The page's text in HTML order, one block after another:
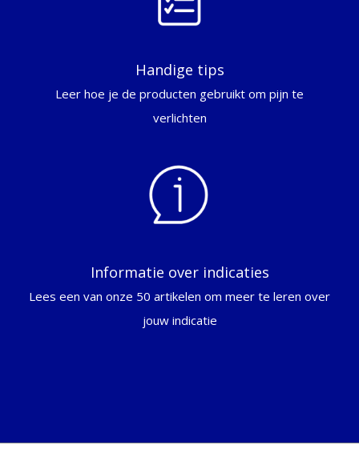
Handige tips
Leer hoe je de producten gebruikt om pijn te
verlichten
Informatie over indicaties
Lees een van onze 50 artikelen om meer te leren over
jouw indicatie